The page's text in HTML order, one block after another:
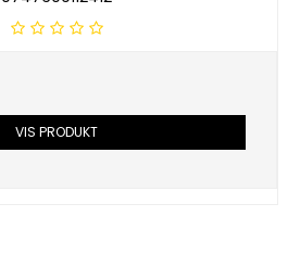
VIS PRODUKT